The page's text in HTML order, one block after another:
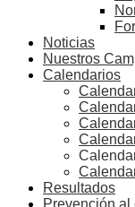
Noticias
Nuestros
Calendarios
Resultados
Prevención al